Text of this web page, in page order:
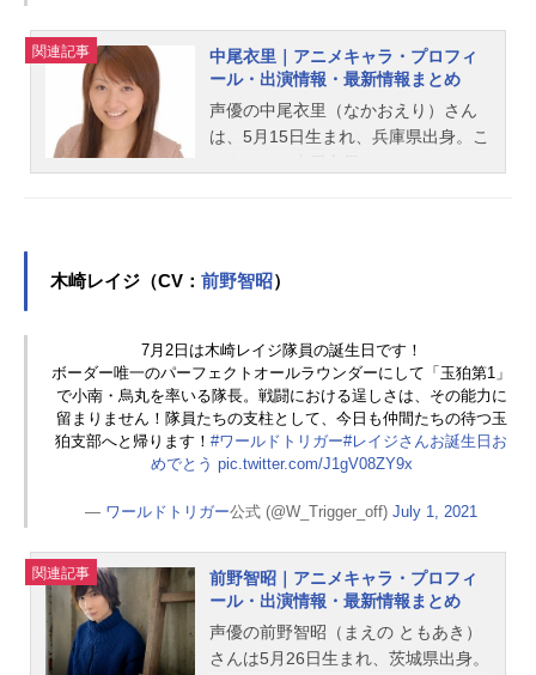
関連記事
中尾衣里｜アニメキャラ・プロフィ
ール・出演情報・最新情報まとめ
声優の中尾衣里（なかおえり）さん
は、5月15日生まれ、兵庫県出身。こ
木崎レイジ（CV： 前野智昭）
7月2日は木崎レイジ隊員の誕生日です！
ボーダー唯一のパーフェクトオールラウンダーにして「玉狛第1」
で小南・烏丸を率いる隊長。戦闘における逞しさは、その能力に
留まりません！隊員たちの支柱として、今日も仲間たちの待つ玉
狛支部へと帰ります！#ワールドトリガー#レイジさんお誕生日お
めでとう pic.twitter.com/J1gV08ZY9x
— ワールドトリガー公式 (@W_Trigger_off)July 1, 2021
関連記事
前野智昭｜アニメキャラ・プロフィ
ール・出演情報・最新情報まとめ
声優の前野智昭（まえの ともあき）
さんは5月26日生まれ、茨城県出身。